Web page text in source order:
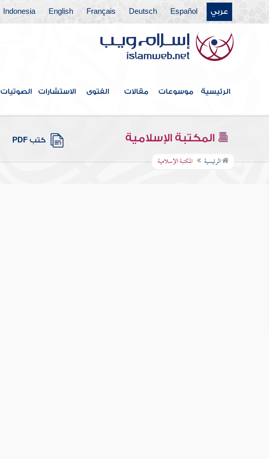
عربي Español
Deutsch
Français
English
Indonesia
الرئيسية موسوعات مقالات الفتوى الاستشارات الصوتيات
المكتبة الإسلامية كتب PDF
الرئيسية المكتبة الإسلامية